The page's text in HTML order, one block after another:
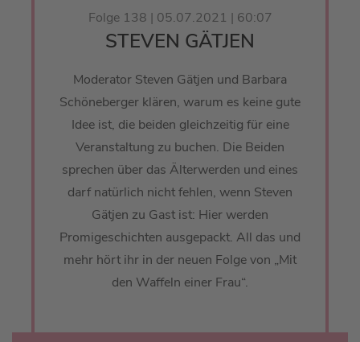
Folge 138 | 05.07.2021 | 60:07
STEVEN GÄTJEN
Moderator Steven Gätjen und Barbara
Schöneberger klären, warum es keine gute
Idee ist, die beiden gleichzeitig für eine
Veranstaltung zu buchen. Die Beiden
sprechen über das Älterwerden und eines
darf natürlich nicht fehlen, wenn Steven
Gätjen zu Gast ist: Hier werden
Promigeschichten ausgepackt. All das und
mehr hört ihr in der neuen Folge von „Mit
den Waffeln einer Frau“.